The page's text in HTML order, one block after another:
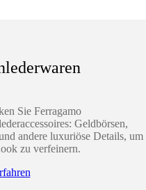
Sie Ferragamo
Geldbörsen,
andere luxuriöse Details, um
zu verfeinern.